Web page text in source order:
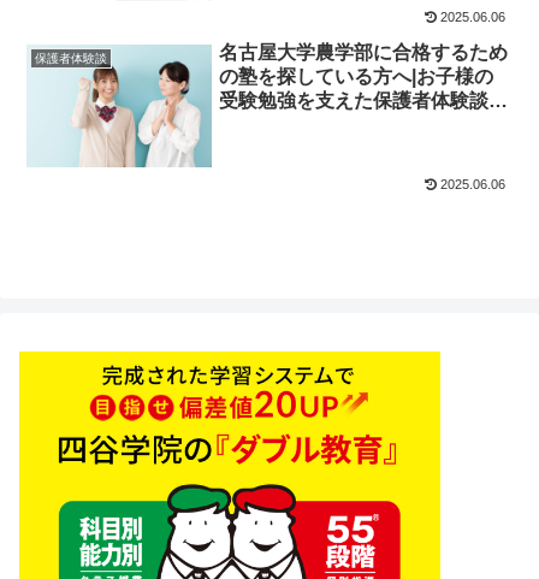
2025.06.06
保護者体験談
名古屋大学農学部に合格するため
の塾を探している方へ|お子様の
受験勉強を支えた保護者体験談！
2025.06.06